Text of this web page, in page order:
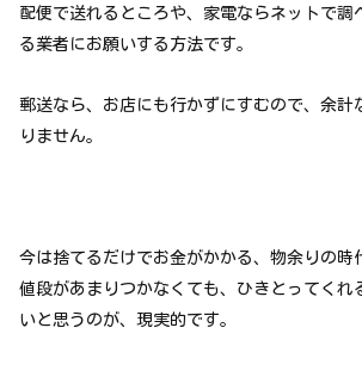
配便で送れるところや、家電ならネットで調
る業者にお願いする方法です。
郵送なら、お店にも行かずにすむので、余計
りません。
今は捨てるだけでお金がかかる、物余りの時
値段があまりつかなくても、ひきとってくれ
いと思うのが、現実的です。